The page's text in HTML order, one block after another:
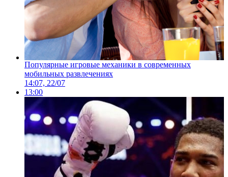
Популярные игровые механики в современных
мобильных развлечениях
14:07, 22/07
13:00